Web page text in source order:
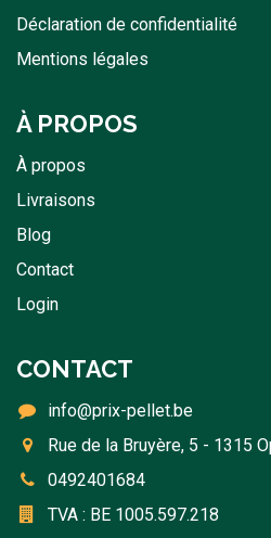
Déclaration de confidentialité
Mentions légales
À PROPOS
À propos
Livraisons
Blog
Contact
Login
CONTACT
info@prix-pellet.be
Rue de la Bruyère, 5 - 1315
0492401684
TVA : BE 1005.597.218